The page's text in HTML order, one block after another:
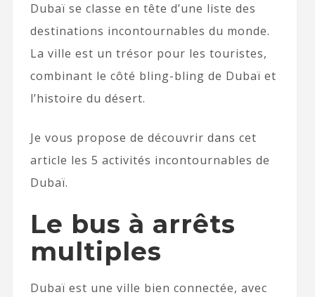
Dubaï se classe en tête d’une liste des
destinations incontournables du monde.
La ville est un trésor pour les touristes,
combinant le côté bling-bling de Dubaï et
l’histoire du désert.
Je vous propose de découvrir dans cet
article les 5 activités incontournables de
Dubaï.
Le bus à arrêts
multiples
Dubaï est une ville bien connectée, avec